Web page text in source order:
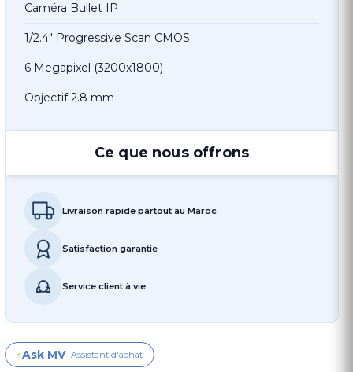
Caméra Bullet IP
1/2.4" Progressive Scan CMOS
6 Megapixel (3200x1800)
Objectif 2.8 mm
Ce que nous offrons
Livraison rapide partout au Maroc
Satisfaction garantie
Service client à vie
⚡Ask MV- Assistant d'achat